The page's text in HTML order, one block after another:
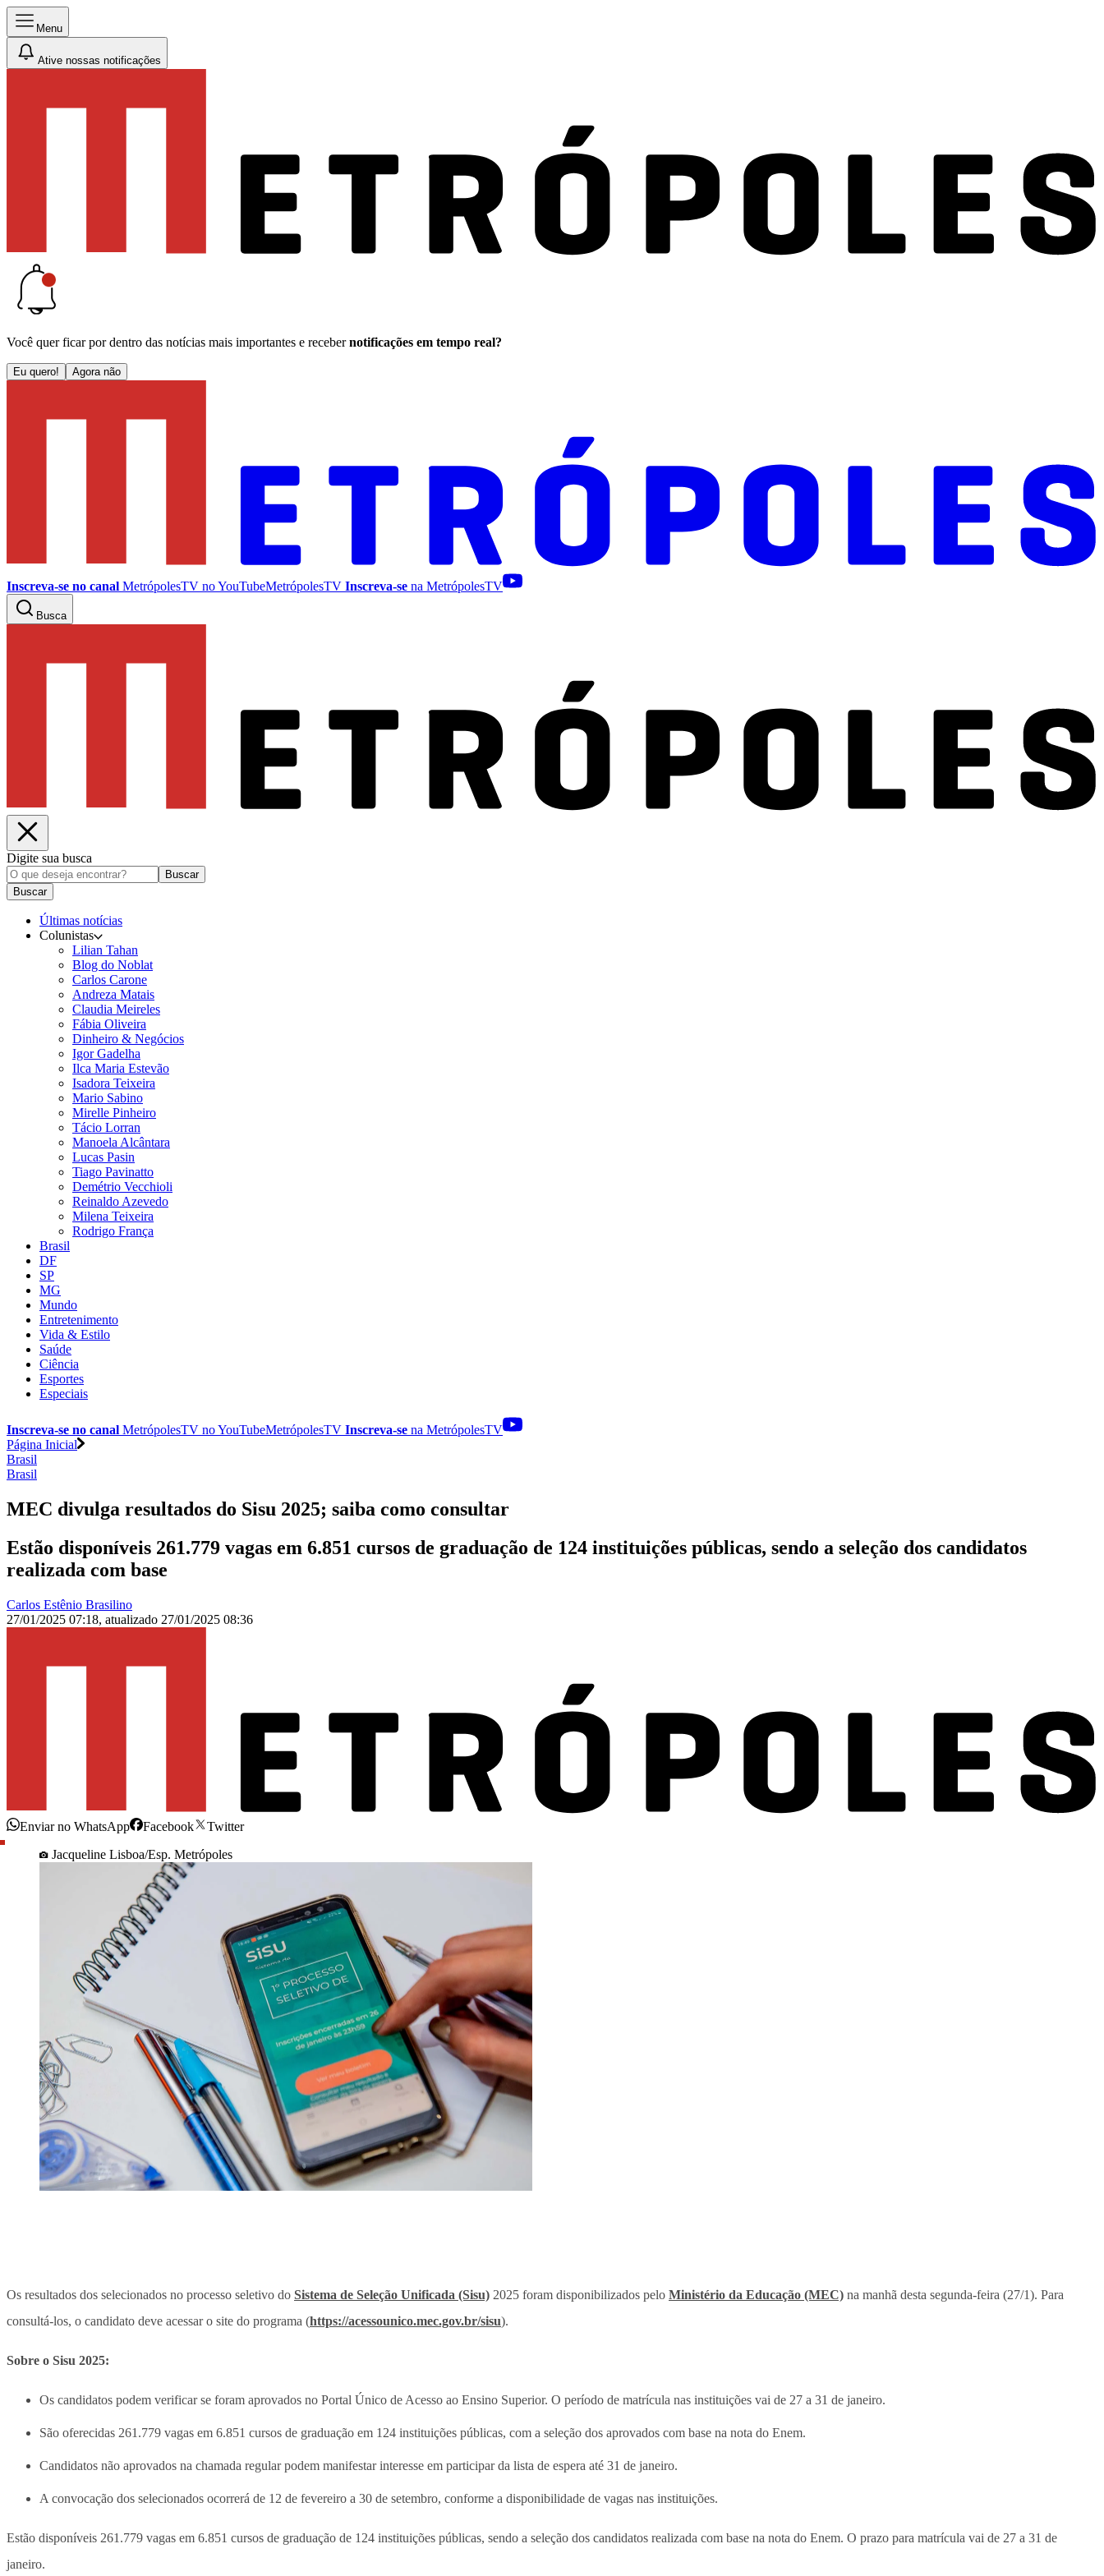
Menu
Ative nossas notificações
Você quer ficar por dentro das notícias mais importantes e receber notificações em tempo real?
Eu quero! Agora não
Inscreva-se no canal MetrópolesTV noYouTubeMetrópolesTV Inscreva-se na MetrópolesTV
Busca
Digite sua busca
Buscar
Buscar
Últimas notícias
Colunistas
Lilian Tahan
Blog do Noblat
Carlos Carone
Andreza Matais
Claudia Meireles
Fábia Oliveira
Dinheiro & Negócios
Igor Gadelha
Ilca Maria Estevão
Isadora Teixeira
Mario Sabino
Mirelle Pinheiro
Tácio Lorran
Manoela Alcântara
Lucas Pasin
Tiago Pavinatto
Demétrio Vecchioli
Reinaldo Azevedo
Milena Teixeira
Rodrigo França
Brasil
DF
SP
MG
Mundo
Entretenimento
Vida & Estilo
Saúde
Ciência
Esportes
Especiais
Inscreva-se no canal MetrópolesTV noYouTubeMetrópolesTV Inscreva-se na MetrópolesTV
Página Inicial
Brasil
Brasil
MEC divulga resultados do Sisu 2025; saiba como consultar
Estão disponíveis 261.779 vagas em 6.851 cursos de graduação de 124 instituições públicas, sendo a seleção dos candidatos
realizada com base
Carlos Estênio Brasilino
27/01/2025 07:18, atualizado 27/01/2025 08:36
Enviar no WhatsApp Facebook
Twitter
Jacqueline Lisboa/Esp. Metrópoles
Os resultados dos selecionados no processo seletivo do Sistema de Seleção Unificada (Sisu) 2025 foram disponibilizados pelo Ministério da Educação (MEC) na manhã desta segunda-feira (27/1). Para
consultá-los, o candidato deve acessar o site do programa (https://acessounico.mec.gov.br/sisu).
Sobre o Sisu 2025:
Os candidatos podem verificar se foram aprovados no Portal Único de Acesso ao Ensino Superior. O período de matrícula nas instituições vai de 27 a 31 de janeiro.
São oferecidas 261.779 vagas em 6.851 cursos de graduação em 124 instituições públicas, com a seleção dos aprovados com base na nota do Enem.
Candidatos não aprovados na chamada regular podem manifestar interesse em participar da lista de espera até 31 de janeiro.
A convocação dos selecionados ocorrerá de 12 de fevereiro a 30 de setembro, conforme a disponibilidade de vagas nas instituições.
Estão disponíveis 261.779 vagas em 6.851 cursos de graduação de 124 instituições públicas, sendo a seleção dos candidatos realizada com base na nota do Enem. O prazo para matrícula vai de 27 a 31 de
janeiro.